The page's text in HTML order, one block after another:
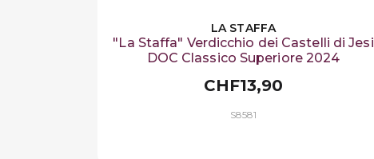
LA STAFFA
"La Staffa" Verdicchio dei Castelli di Jesi
DOC Classico Superiore 2024
CHF13,90
S8581